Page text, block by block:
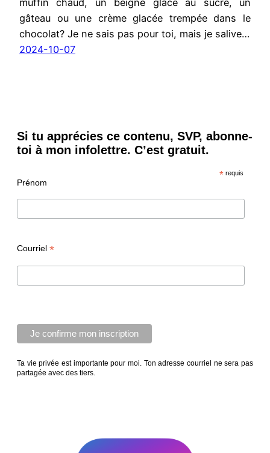
gâteau ou une crème glacée trempée dans le
chocolat? Je ne sais pas pour toi, mais je salive…
2024-10-07
Si tu apprécies ce contenu, SVP, abonne-
toi à mon infolettre. C’est gratuit.
* requis
Prénom
Courriel *
Ta vie privée est importante pour moi. Ton adresse courriel ne sera pas
partagée avec des tiers.